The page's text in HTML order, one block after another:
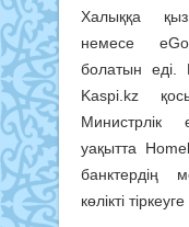
Халыққа
немесе
болатын еді.
Kaspi.kz
Министрлік
уақытта
банктердің
көлікті